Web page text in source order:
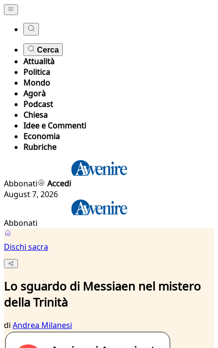
Cerca
Attualità
Politica
Mondo
Agorà
Podcast
Chiesa
Idee e Commenti
Economia
Rubriche
Abbonati
Accedi
August 7, 2026
Abbonati
Dischi sacra
Lo sguardo di Messiaen nel mistero
della Trinità
di Andrea Milanesi